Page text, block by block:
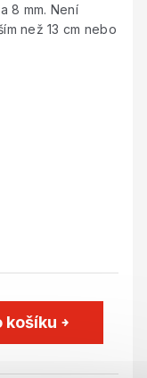
8 mm. Není
než 13 cm nebo
košíku